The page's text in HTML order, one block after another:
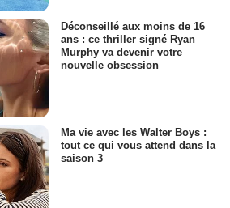
Déconseillé aux moins de 16
ans : ce thriller signé Ryan
Murphy va devenir votre
nouvelle obsession
Ma vie avec les Walter Boys :
tout ce qui vous attend dans la
saison 3